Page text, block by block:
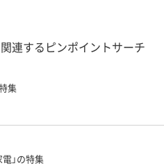
関連するピンポイントサーチ
集
」の特集